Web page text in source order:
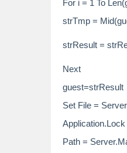
For i = 1 To
strTmp =
strResult =
Next
guest=strResult
Set File =
Application.Lock
Path =